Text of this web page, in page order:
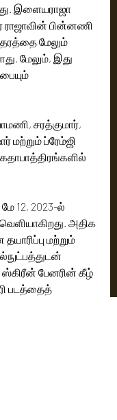
இளையராஜா
ராஜாவின் பின்னணி
மேலும்
மேலும், இது
சரத்குமார்,
ப்ரேம்ஜி
12, 2023-ல்
அதிக
மற்றும்
ஸ்கிரீன் பேனரின் கீழ்
படத்தைத்